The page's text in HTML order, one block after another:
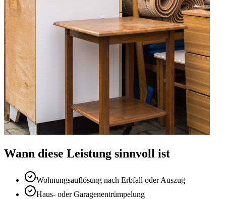
Wann diese Leistung sinnvoll ist
Wohnungsauflösung nach Erbfall oder Auszug
Haus- oder Garagenentrümpelung